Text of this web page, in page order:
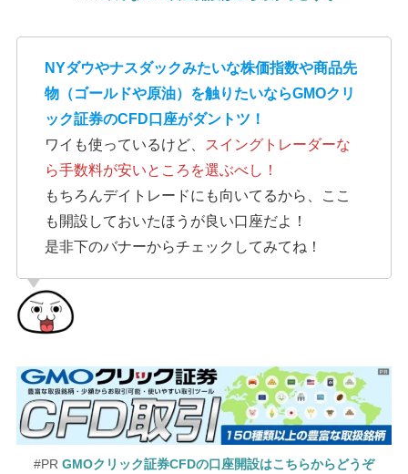
NYダウやナスダックみたいな株価指数や商品先
物（ゴールドや原油）を触りたいならGMOクリ
ック証券のCFD口座がダントツ！
ワイも使っているけど、
スイングトレーダーな
ら手数料が安いところを選ぶべし！
もちろんデイトレードにも向いてるから、ここ
も開設しておいたほうが良い口座だよ！
是非下のバナーからチェックしてみてね！
#PR GMOクリック証券CFDの口座開設はこちらからどうぞ